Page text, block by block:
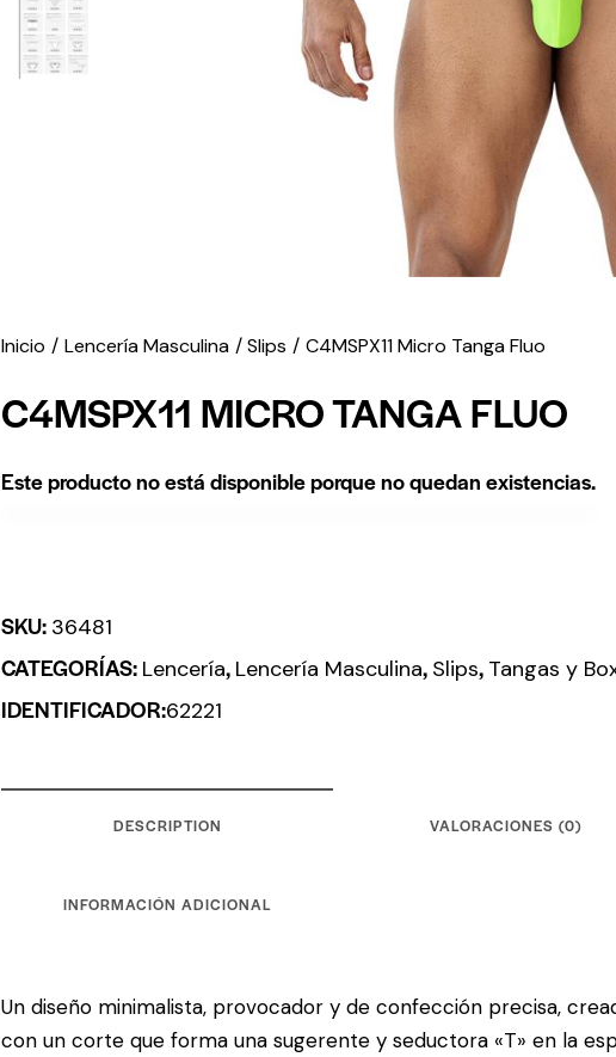
Inicio Lencería Masculina Slips C4MSPX11 Micro Tanga Fluo
C4MSPX11 MICRO TANGA FLUO
Este producto no está disponible porque no quedan existencias.
SKU: 36481
CATEGORÍAS: Lencería, Lencería Masculina, Slips, Tangas y
IDENTIFICADOR:62221
DESCRIPTION VALORACIONES (0)
INFORMACIÓN ADICIONAL
Un diseño minimalista, provocador y de confección precisa,
con un corte que forma una sugerente y seductora «T» en la